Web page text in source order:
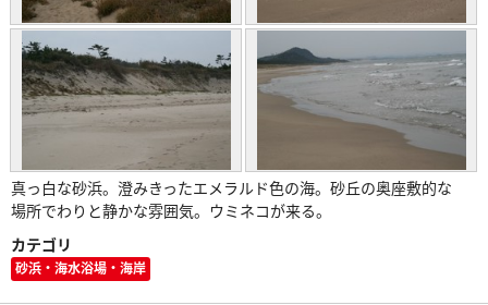
真っ白な砂浜。澄みきったエメラルド色の海。砂丘の奥座敷的な
場所でわりと静かな雰囲気。ウミネコが来る。
カテゴリ
砂浜・海水浴場・海岸